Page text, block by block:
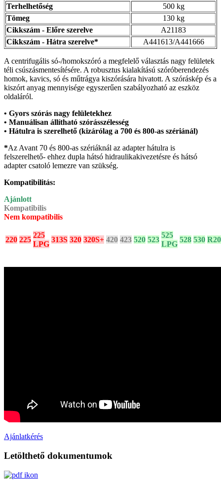
Terhelhetőség
500 kg
Tömeg
130 kg
Cikkszám - Előre szerelve
A21183
Cikkszám - Hátra szerelve*
A441613/A441666
A centrifugális só-/homokszóró a megfelelő választás nagy felületek
téli csúszásmentesítésére. A robusztus kialakítású szóróberendezés
homok, kavics, só és műtrágya kiszórására hivatott. A szóráskép és a
kiszórt anyag mennyisége egyszerűen szabályozható az eszköz
oldaláról.
• Gyors szórás nagy felületekhez
• Manuálisan állítható szórásszélesség
• Hátulra is szerelhető (kizárólag a 700 és 800-as szériánál)
*Az Avant 70 és 800-as szériáknál az adapter hátulra is
felszerelhető- ehhez dupla hátsó hidraulikakivezetésre és hátsó
adapter csatoló lemezre van szükség.
Kompatibilitás:
Ajánlott
Kompatibilis
Nem kompatibilis
220 225
225
LPG
313S 320 320S+ 420 423 520 523
525
LPG
528 530 R20
Ajánlatkérés
Letölthető dokumentumok